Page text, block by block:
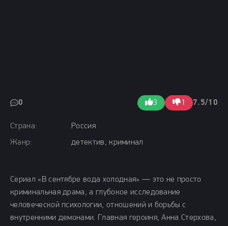
Страна:
Россия
Жанр:
детектив, криминал
0 3 1 7.5/10
Сериал «В сентябре вода холодная» — это не просто
криминальная драма, а глубокое исследование
человеческой психологии, отношений и борьбы с
внутренними демонами. Главная героиня, Анна Стерхова,